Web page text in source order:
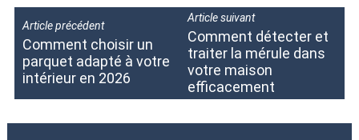
Article précédent
Comment choisir un
parquet adapté à votre
intérieur en 2026
Article suivant
Comment détecter et
traiter la mérule dans
votre maison
efficacement